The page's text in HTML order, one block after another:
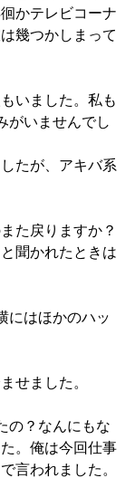
かテレビコーナ
幾つかしまって
いました。私も
がいませんでし
たが、アキバ系
た戻りますか？
聞かれたときは
にはほかのハッ
せました。
の？なんにもな
。俺は今回仕事
言われました。